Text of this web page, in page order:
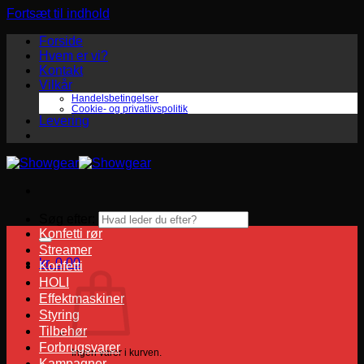
Fortsæt til indhold
Forside
Hvem er vi?
Kontakt
Vilkår
Handelsbetingelser
Cookie- og privatlivspolitik
Levering
kr.0,00
Ingen varer i kurven.
Konfetti rør
Streamer
Konfetti
HOLI
Effektmaskiner
Styring
Tilbehør
Forbrugsvarer